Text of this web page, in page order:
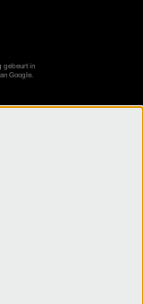
gebeurt in
Google.